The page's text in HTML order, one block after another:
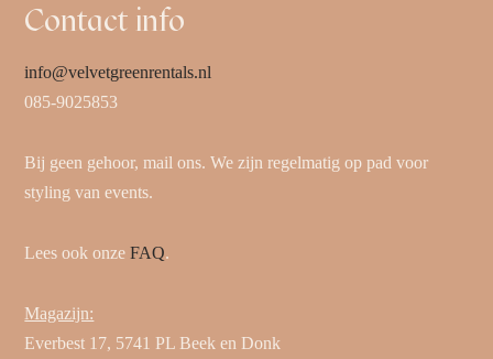
Contact info
info@velvetgreenrentals.nl
085-9025853
Bij geen gehoor, mail ons. We zijn regelmatig op pad voor
styling van events.
Lees ook onzeFAQ.
Magazijn:
Everbest 17, 5741 PL Beek en Donk